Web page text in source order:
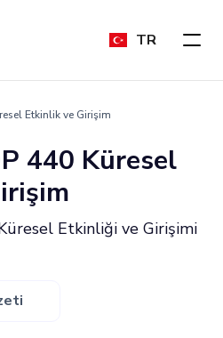
TR
Etkinlik ve Girişim
440 Küresel
Etkinliği ve Girişimi